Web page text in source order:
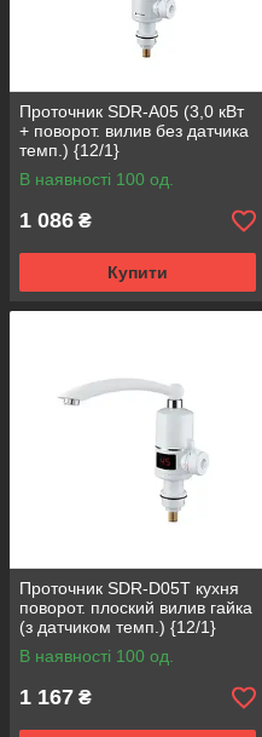
Проточник SDR-A05 (3,0 кВт
+ поворот. вилив без датчика
темп.) {12/1}
В наявності 100 од.
1 086 ₴
Купити
Проточник SDR-D05T кухня
поворот. плоский вилив гайка
(з датчиком темп.) {12/1}
В наявності 100 од.
1 167 ₴